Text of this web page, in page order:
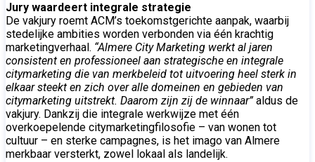
Jury waardeert integrale strategie
De vakjury roemt ACM’s toekomstgerichte aanpak, waarbij
stedelijke ambities worden verbonden via één krachtig
marketingverhaal. “Almere City Marketing werkt al jaren
consistent en professioneel aan strategische en integrale
citymarketing die van merkbeleid tot uitvoering heel sterk in
elkaar steekt en zich over alle domeinen en gebieden van
citymarketing uitstrekt. Daarom zijn zij de winnaar”aldus de
vakjury. Dankzij die integrale werkwijze met één
overkoepelende citymarketingfilosofie – van wonen tot
cultuur – en sterke campagnes, is het imago van Almere
merkbaar versterkt, zowel lokaal als landelijk.